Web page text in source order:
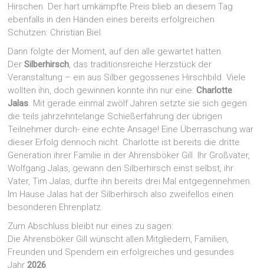
Hirschen. Der hart umkämpfte Preis blieb an diesem Tag
ebenfalls in den Händen eines bereits erfolgreichen
Schützen: Christian Biel.
Dann folgte der Moment, auf den alle gewartet hatten.
DerSilberhirsch, das traditionsreiche Herzstück der
Veranstaltung – ein aus Silber gegossenes Hirschbild. Viele
wollten ihn, doch gewinnen konnte ihn nur eine:Charlotte
Jalas. Mit gerade einmal zwölf Jahren setzte sie sich gegen
die teils jahrzehntelange Schießerfahrung der übrigen
Teilnehmer durch- eine echte Ansage! Eine Überraschung war
dieser Erfolg dennoch nicht. Charlotte ist bereits die dritte
Generation ihrer Familie in der Ahrensböker Gill. Ihr Großvater,
Wolfgang Jalas, gewann den Silberhirsch einst selbst, ihr
Vater, Tim Jalas, durfte ihn bereits drei Mal entgegennehmen.
Im Hause Jalas hat der Silberhirsch also zweifellos einen
besonderen Ehrenplatz.
Zum Abschluss bleibt nur eines zu sagen:
Die Ahrensböker Gill wünscht allen Mitgliedern, Familien,
Freunden und Spendern ein erfolgreiches und gesundes
Jahr2026.